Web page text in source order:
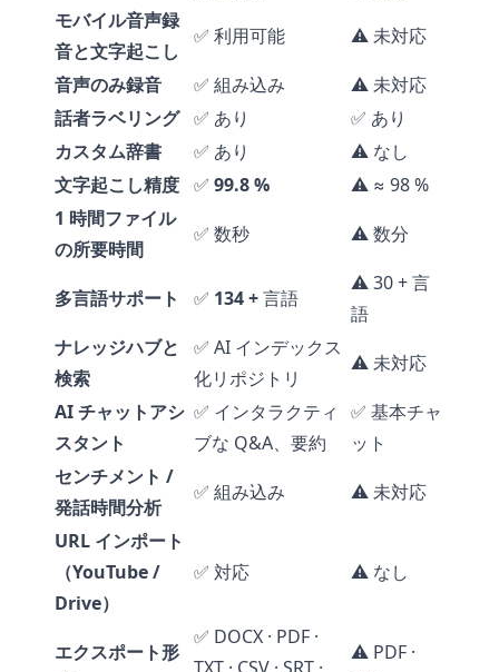
モバイル音声録
音と文字起こし
✅ 利用可能
⚠️ 未対応
音声のみ録音
✅ 組み込み
⚠️ 未対応
話者ラベリング ✅ あり
✅ あり
カスタム辞書
✅ あり
⚠️ なし
文字起こし精度 ✅ 99.8 %
⚠️ ≈ 98 %
1 時間ファイル
の所要時間
✅ 数秒 ⚠️ 数分
多言語サポート ✅ 134 +言語
⚠️ 30 + 言
語
ナレッジハブと
検索
✅ AI インデックス
化リポジトリ
⚠️ 未対応
AI チャットアシ
スタント
✅ インタラクティ
ブな Q&A、要約
✅ 基本チャ
ット
センチメント /
発話時間分析
✅ 組み込み
⚠️ 未対応
URL インポート
（YouTube /
Drive）
✅ 対応 ⚠️ なし
エクスポート形
✅ DOCX · PDF ·
⚠️ PDF ·